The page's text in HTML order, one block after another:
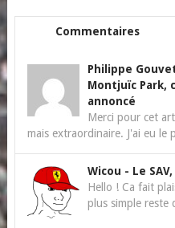
Commentaires
Philippe
Montjuïc Park,
annoncé
Merci pour cet
mais extraordinaire. J'ai eu le
Wicou - Le
Hello ! Ca fait
plus simple reste